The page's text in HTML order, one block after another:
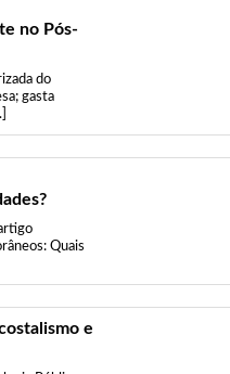
no Pós-
do
gasta
Quais
e